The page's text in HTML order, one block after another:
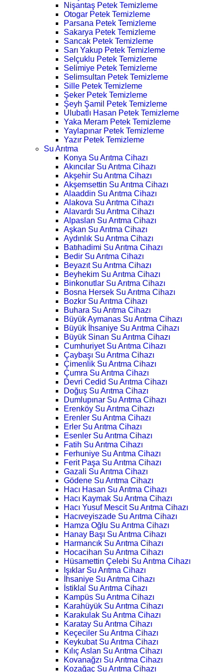
Nişantaş Petek Temizleme
Otogar Petek Temizleme
Parsana Petek Temizleme
Sakarya Petek Temizleme
Sancak Petek Temizleme
Sarı Yakup Petek Temizleme
Selçuklu Petek Temizleme
Selimiye Petek Temizleme
Selimsultan Petek Temizleme
Sille Petek Temizleme
Şeker Petek Temizleme
Şeyh Şamil Petek Temizleme
Ulubatlı Hasan Petek Temizleme
Yaka Meram Petek Temizleme
Yaylapınar Petek Temizleme
Yazır Petek Temizleme
Su Arıtma
Konya Su Arıtma Cihazı
Akıncılar Su Arıtma Cihazı
Akşehir Su Arıtma Cihazı
Akşemsettin Su Arıtma Cihazı
Alaaddin Su Arıtma Cihazı
Alakova Su Arıtma Cihazı
Alavardı Su Arıtma Cihazı
Alpaslan Su Arıtma Cihazı
Aşkan Su Arıtma Cihazı
Aydınlık Su Arıtma Cihazı
Batıhadimi Su Arıtma Cihazı
Bedir Su Arıtma Cihazı
Beyazıt Su Arıtma Cihazı
Beyhekim Su Arıtma Cihazı
Binkonutlar Su Arıtma Cihazı
Bosna Hersek Su Arıtma Cihazı
Bozkır Su Arıtma Cihazı
Buhara Su Arıtma Cihazı
Büyük Aymanas Su Arıtma Cihazı
Büyük İhsaniye Su Arıtma Cihazı
Büyük Sinan Su Arıtma Cihazı
Cumhuriyet Su Arıtma Cihazı
Çaybaşı Su Arıtma Cihazı
Çimenlik Su Arıtma Cihazı
Çumra Su Arıtma Cihazı
Devri Cedid Su Arıtma Cihazı
Doğuş Su Arıtma Cihazı
Dumlupınar Su Arıtma Cihazı
Erenköy Su Arıtma Cihazı
Erenler Su Arıtma Cihazı
Erler Su Arıtma Cihazı
Esenler Su Arıtma Cihazı
Fatih Su Arıtma Cihazı
Ferhuniye Su Arıtma Cihazı
Ferit Paşa Su Arıtma Cihazı
Gazali Su Arıtma Cihazı
Gödene Su Arıtma Cihazı
Hacı Hasan Su Arıtma Cihazı
Hacı Kaymak Su Arıtma Cihazı
Hacı Yusuf Mescit Su Arıtma Cihazı
Hacıveyiszade Su Arıtma Cihazı
Hamza Oğlu Su Arıtma Cihazı
Hanay Başı Su Arıtma Cihazı
Harmancık Su Arıtma Cihazı
Hocacihan Su Arıtma Cihazı
Hüsamettin Çelebi Su Arıtma Cihazı
Işıklar Su Arıtma Cihazı
İhsaniye Su Arıtma Cihazı
İstiklal Su Arıtma Cihazı
Kampüs Su Arıtma Cihazı
Karahüyük Su Arıtma Cihazı
Karakulak Su Arıtma Cihazı
Karatay Su Arıtma Cihazı
Keçeciler Su Arıtma Cihazı
Keykubat Su Arıtma Cihazı
Kılıç Aslan Su Arıtma Cihazı
Kovanağzı Su Arıtma Cihazı
Kozağaç Su Arıtma Cihazı